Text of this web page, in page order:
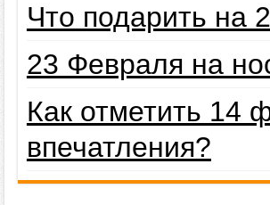
Что подарить на
23 Февраля на
Как отметить 14
впечатления?